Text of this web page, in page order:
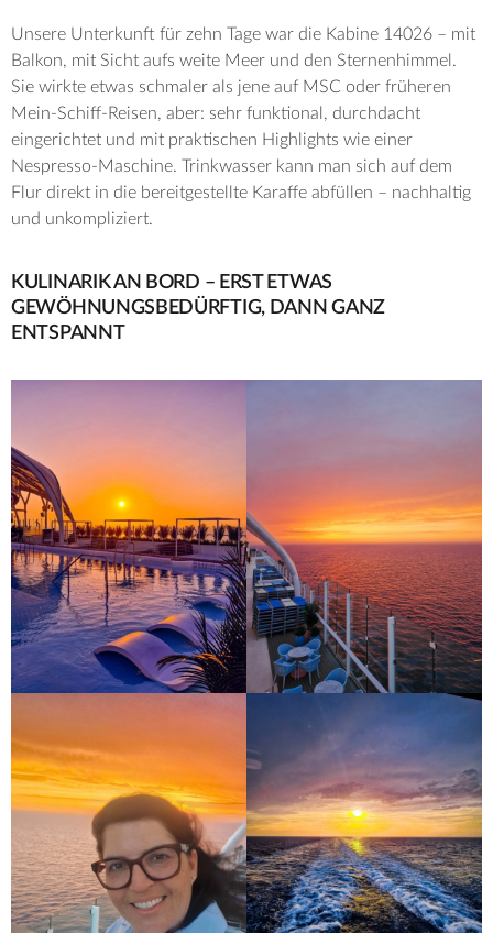
Unsere Unterkunft für zehn Tage war die Kabine 14026 – mit
Balkon, mit Sicht aufs weite Meer und den Sternenhimmel.
Sie wirkte etwas schmaler als jene auf MSC oder früheren
Mein-Schiff-Reisen, aber: sehr funktional, durchdacht
eingerichtet und mit praktischen Highlights wie einer
Nespresso-Maschine. Trinkwasser kann man sich auf dem
Flur direkt in die bereitgestellte Karaffe abfüllen – nachhaltig
und unkompliziert.
KULINARIK AN BORD – ERST ETWAS
GEWÖHNUNGSBEDÜRFTIG, DANN GANZ
ENTSPANNT